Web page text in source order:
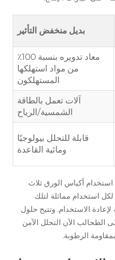
بديل منخفض التأثير
معاد تدويره بنسبة 100٪
من مواد استهلكها
المستهلكون
آلات تعمل بالطاقة
الشمسية/الرياح
قابلة للتحلل بيولوجيًا
ومائية القاعدة
استخدام أكياس الورق ثلاث
لكل استخدام مماثلة لتلك
لإعادة الاستخدام. وتتيح حلول
الطحالب الآن التحلل الآمن
الرطوبة.